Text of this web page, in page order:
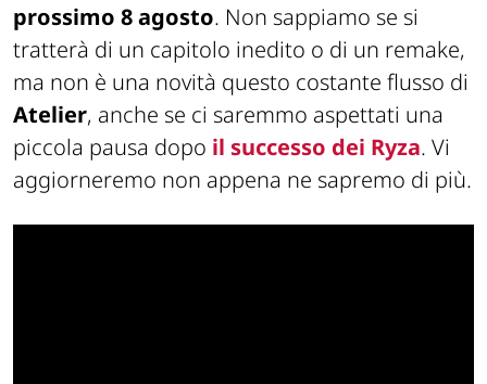
prossimo 8 agosto. Non sappiamo se si
tratterà di un capitolo inedito o di un remake,
ma non è una novità questo costante flusso di
Atelier, anche se ci saremmo aspettati una
piccola pausa dopo il successo dei Ryza. Vi
aggiorneremo non appena ne sapremo di più.